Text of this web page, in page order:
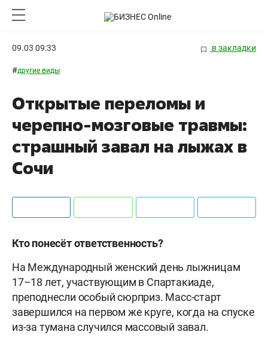
09.03 09:33 в закладки
#другие виды
Открытые переломы и
черепно-мозговые травмы:
страшный завал на лыжах в
Сочи
Кто понесёт ответственность?
На Международный женский день лыжницам
17–18 лет, участвующим в Спартакиаде,
преподнесли особый сюрприз. Масс-старт
завершился на первом же круге, когда на спуске
из-за тумана случился массовый завал.